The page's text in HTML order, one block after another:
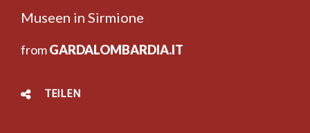
Museen in Sirmione
fromGARDALOMBARDIA.IT
TEILEN